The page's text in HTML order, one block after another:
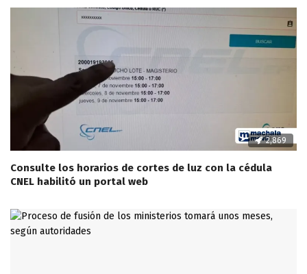
2,869
Consulte los horarios de cortes de luz con la cédula
CNEL habilitó un portal web